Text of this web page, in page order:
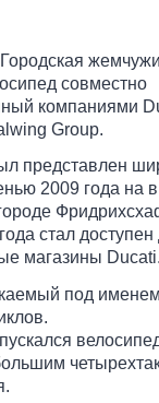
совместно
компаниями
Group.
представлен
2009 года на
стал доступен
магазины
под именем